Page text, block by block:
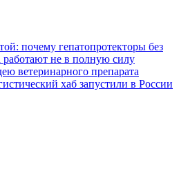
почему гепатопротекторы без
не в полную силу
ветеринарного препарата
хаб запустили в России